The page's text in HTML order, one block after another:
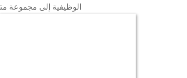
الوظيفية إلى مجموعة